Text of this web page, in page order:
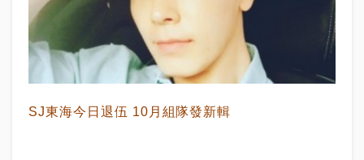
SJ東海今日退伍 10月組隊發新輯